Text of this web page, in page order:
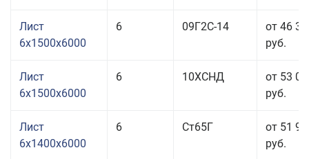
Лист
6x1500x6000
6 09Г2С-14
от 46
руб.
Лист
6x1500x6000
6 10ХСНД
от 53
руб.
Лист
6x1400x6000
6 Ст65Г
от 51
руб.